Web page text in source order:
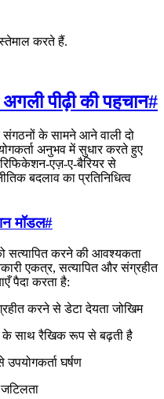
करते हैं.
पीढ़ी की पहचान#
के सामने आने वाली दो
अनुभव में सुधार करते हुए
एज़-ए-बैरियर से
बदलाव का प्रतिनिधित्व
मॉडल#
सत्यापित करने की आवश्यकता
एकत्र, सत्यापित और संग्रहीत
पैदा करता है:
करने से डेटा देयता जोखिम
के साथ रैखिक रूप से बढ़ती है
घर्षण